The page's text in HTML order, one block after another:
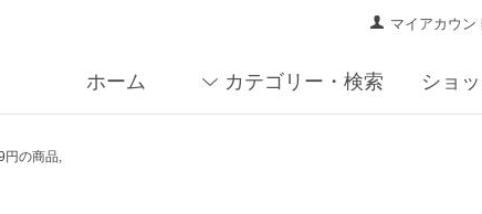
マイアカウン
ホーム カテゴリー・検索 ショ
円の商品,